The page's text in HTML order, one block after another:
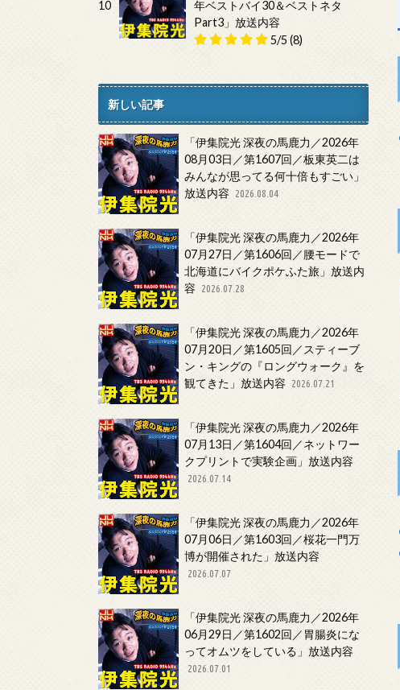
10
年ベストバイ30＆ベストネタ
Part3」放送内容
5/5 (8)
新しい記事
「伊集院光 深夜の馬鹿力／2026年
08月03日／第1607回／板東英二は
みんなが思ってる何十倍もすごい」
放送内容
2026.08.04
「伊集院光 深夜の馬鹿力／2026年
07月27日／第1606回／腰モードで
北海道にバイクポケふた旅」放送内
容
2026.07.28
「伊集院光 深夜の馬鹿力／2026年
07月20日／第1605回／スティーブ
ン・キングの『ロングウォーク』を
観てきた」放送内容
2026.07.21
「伊集院光 深夜の馬鹿力／2026年
07月13日／第1604回／ネットワー
クプリントで実験企画」放送内容
2026.07.14
「伊集院光 深夜の馬鹿力／2026年
07月06日／第1603回／桜花一門万
博が開催された」放送内容
2026.07.07
「伊集院光 深夜の馬鹿力／2026年
06月29日／第1602回／胃腸炎にな
ってオムツをしている」放送内容
2026.07.01